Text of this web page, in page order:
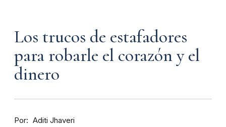
Los trucos de estafadores
para robarle el corazón y el
dinero
Por
Aditi Jhaveri